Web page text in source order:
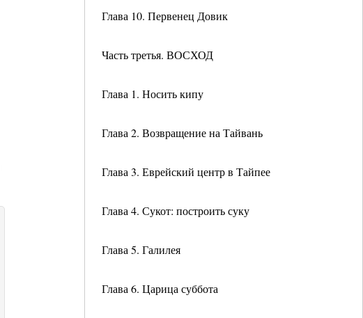
Глава 10. Первенец Довик
Часть третья. ВОСХОД
Глава 1. Носить кипу
Глава 2. Возвращение на Тайвань
Глава 3. Еврейский центр в Тайпее
Глава 4. Сукот: построить суку
Глава 5. Галилея
Глава 6. Царица суббота